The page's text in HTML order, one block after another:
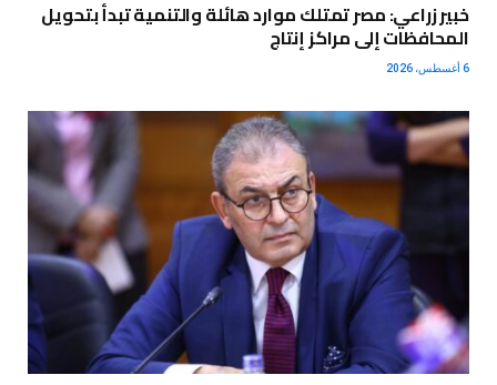
خبير زراعي: مصر تمتلك موارد هائلة والتنمية تبدأ بتحويل
المحافظات إلى مراكز إنتاج
6 أغسطس، 2026